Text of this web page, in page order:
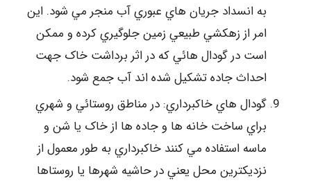
به انسداد جريان هاي عبوري آب منجر مي شود. اين
امر از زهكشي طبيعي زمين جلوگيري كرده و ممكن
است در گودال هائي كه در اثر برداشت خاک جهت
احداث جاده تشكيل شده اند آب جمع شود.
گودال هاي خاكبرداري: در مناطق روستائي و شهري
براي ساخت خانه ها و جاده ها از خاک يا شن و
ماسه استفاده مي كنند خاكبرداري به طور معمول از
نزديكترين محل يعني در حاشيه شهرها يا روستاها